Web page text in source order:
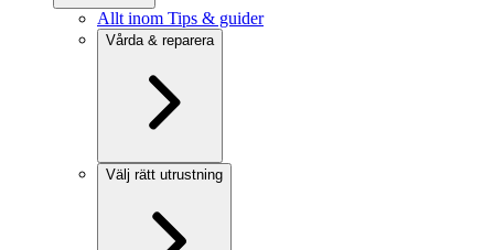
Allt inom Tips & guider
Vårda & reparera
Välj rätt utrustning